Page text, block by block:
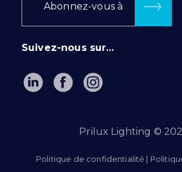
Abonnez-vous à
Suivez-nous sur…
Prilux Lighting ©
Politique de confidentialité |